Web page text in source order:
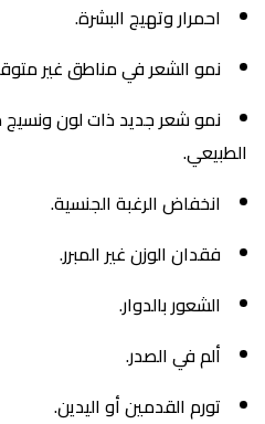
احمرار وتهيج البشرة.
نمو الشعر في مناطق غير
نمو شعر جديد ذات لون
الطبيعي.
انخفاض الرغبة الجنسية.
فقدان الوزن غير المبرر.
الشعور بالدوار.
ألم في الصدر.
تورم القدمين أو اليدين.